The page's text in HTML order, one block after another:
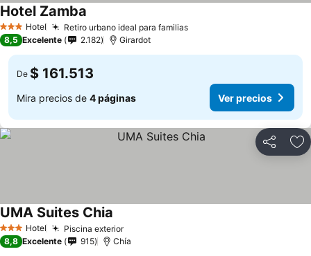
3 Estrellas
Hotel Retiro urbano ideal para familias
Hotel Zamba
8,5 Excelente 2.182 Girardot
De $ 161.513
Mira precios de 4 páginas Ver precios
Compartir
3 Estrellas
Hotel Piscina exterior
UMA Suites Chia
8,8 Excelente 915 Chía